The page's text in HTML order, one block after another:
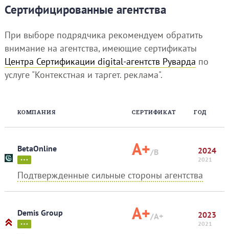
Сертифицированные агентства
При выборе подрядчика рекомендуем обратить
внимание на агентства, имеющие сертификаты
Центра Сертификации digital-агентств Руварда по
услуге "Контекстная и таргет. реклама".
КОМПАНИЯ СЕРТИФИКАТ ГОД
BetaOnline A+/B 2024
2021
Подтвержденные сильные стороны агентства
Demis Group A+/A+ 2023
2021